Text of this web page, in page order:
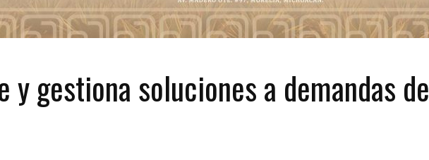
y gestiona soluciones a demandas de